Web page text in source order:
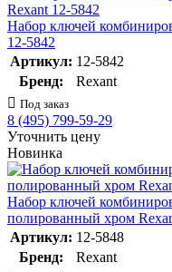
Набор ключей
12-5842
Артикул: 12-5842
Бренд:
Rexant
Под заказ
8 (495) 799-59-29
Уточнить цену
Новинка
Набор ключей
полированный хром
Артикул: 12-5848
Бренд:
Rexant